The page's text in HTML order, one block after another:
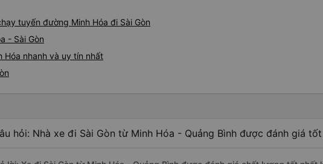
tuyến đường Minh Hóa đi Sài Gòn
- Sài Gòn
Hóa nhanh và uy tín nhất
hỏi: Nhà xe đi Sài Gòn từ Minh Hóa - Quảng Bình được đánh giá